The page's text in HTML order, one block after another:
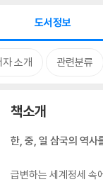
도서정보
자 소개 관련분류
책소개
한, 중, 일 삼국의 역사
급변하는 세계정세 속